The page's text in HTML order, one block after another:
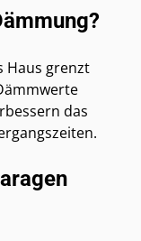
Haus grenzt
das